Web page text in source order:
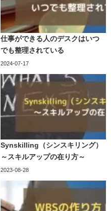
仕事ができる人のデスクはいつ
でも整理されている
2024-07-17
Synskilling（シンスキリング）
～スキルアップの在り方～
2023-08-28